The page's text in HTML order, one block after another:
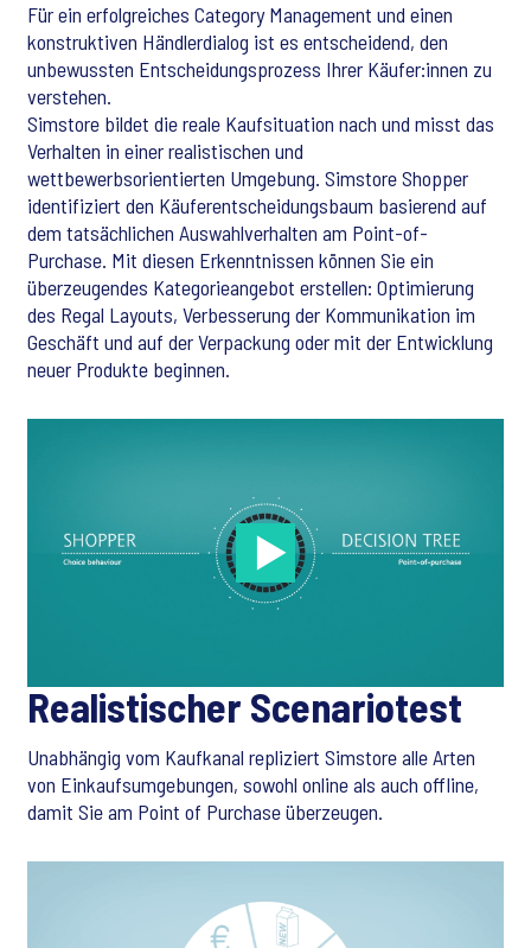
Für ein erfolgreiches Category Management und einen
konstruktiven Händlerdialog ist es entscheidend, den
unbewussten Entscheidungsprozess Ihrer Käufer:innen zu
verstehen.
Simstore bildet die reale Kaufsituation nach und misst das
Verhalten in einer realistischen und
wettbewerbsorientierten Umgebung. Simstore Shopper
identifiziert den Käuferentscheidungsbaum basierend auf
dem tatsächlichen Auswahlverhalten am Point-of-
Purchase. Mit diesen Erkenntnissen können Sie ein
überzeugendes Kategorieangebot erstellen: Optimierung
des Regal Layouts, Verbesserung der Kommunikation im
Geschäft und auf der Verpackung oder mit der Entwicklung
neuer Produkte beginnen.
Realistischer Scenariotest
Unabhängig vom Kaufkanal repliziert Simstore alle Arten
von Einkaufsumgebungen, sowohl online als auch offline,
damit Sie am Point of Purchase überzeugen.